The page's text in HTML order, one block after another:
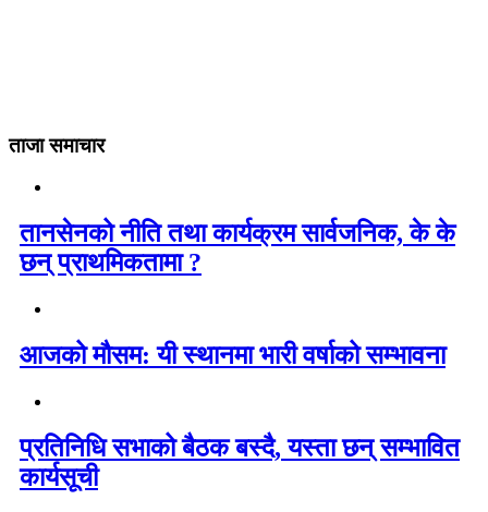
ताजा समाचार
तानसेनको नीति तथा कार्यक्रम सार्वजनिक, के के
छन् प्राथमिकतामा ?
आजको मौसम: यी स्थानमा भारी वर्षाको सम्भावना
प्रतिनिधि सभाको बैठक बस्दै, यस्ता छन् सम्भावित
कार्यसूची